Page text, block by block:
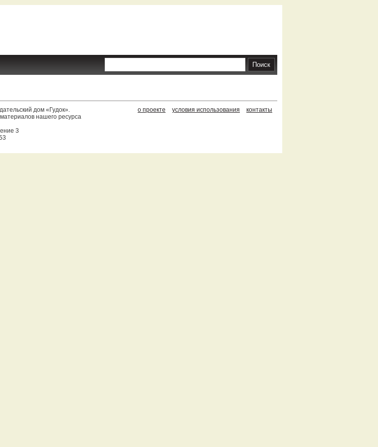
дом «Гудок».
нашего ресурса
3
о проекте условия использования контакты